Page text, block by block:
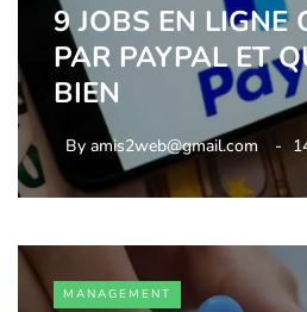
9 JOBS EN LIGNE
PAR PAYPAL ET
BIEN
By amis2web@gmail.com
MANAGEMENT